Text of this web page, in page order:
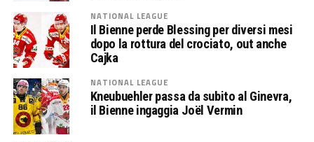
NATIONAL LEAGUE
Il Bienne perde Blessing per diversi mesi
dopo la rottura del crociato, out anche
Cajka
NATIONAL LEAGUE
Kneubuehler passa da subito al Ginevra,
il Bienne ingaggia Joël Vermin